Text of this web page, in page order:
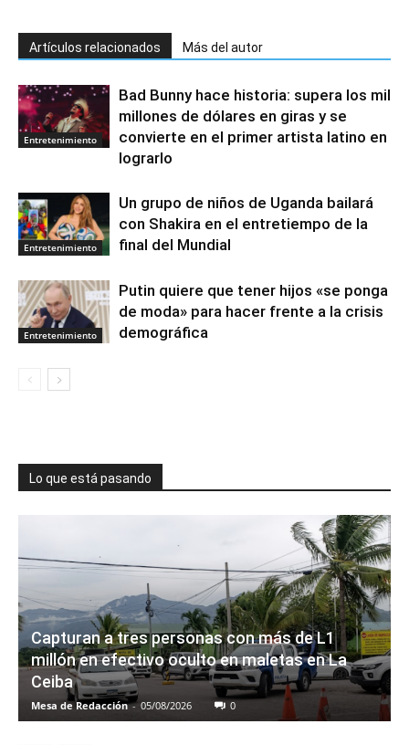
Artículos relacionados Más del autor
Entretenimiento
Bad Bunny hace historia: supera los mil
millones de dólares en giras y se
convierte en el primer artista latino en
lograrlo
Entretenimiento
Un grupo de niños de Uganda bailará
con Shakira en el entretiempo de la
final del Mundial
Entretenimiento
Putin quiere que tener hijos «se ponga
de moda» para hacer frente a la crisis
demográfica
Lo que está pasando
Capturan a tres personas con más de L1
millón en efectivo oculto en maletas en La
Ceiba
Mesa de Redacción - 05/08/2026 0